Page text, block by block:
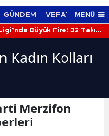
GÜNDEM VEFAT EDENLER
MENÜ
Büyük Fire! 32 Takım
Kolları
Merzifon